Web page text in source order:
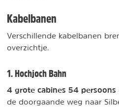
Kabelbanen
Verschillende kabelbanen
overzichtje.
1. Hochjoch Bahn
4 grote cabines 54 persoons
de doorgaande weg naar